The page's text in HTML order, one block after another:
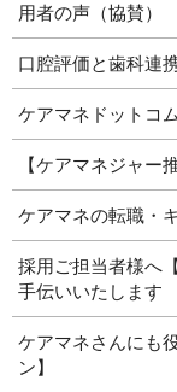
用者の声（協賛）
口腔評価と歯科連
ケアマネドットコ
【ケアマネジャー
ケアマネの転職・
採用ご担当者様へ
手伝いいたします
ケアマネさんにも
ン】